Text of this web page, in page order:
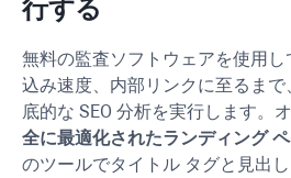
行する
無料の監査ソフトウェアを使用
込み速度、内部リンクに至るま
底的な SEO 分析を実行します。
全に最適化されたランディング
のツールでタイトル タグと見出